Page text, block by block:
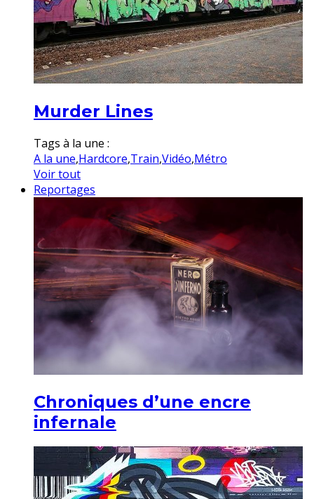
Murder Lines
Tags à la une :
A la une,Hardcore,Train,Vidéo,Métro
Voir tout
Reportages
Chroniques d’une encre
infernale